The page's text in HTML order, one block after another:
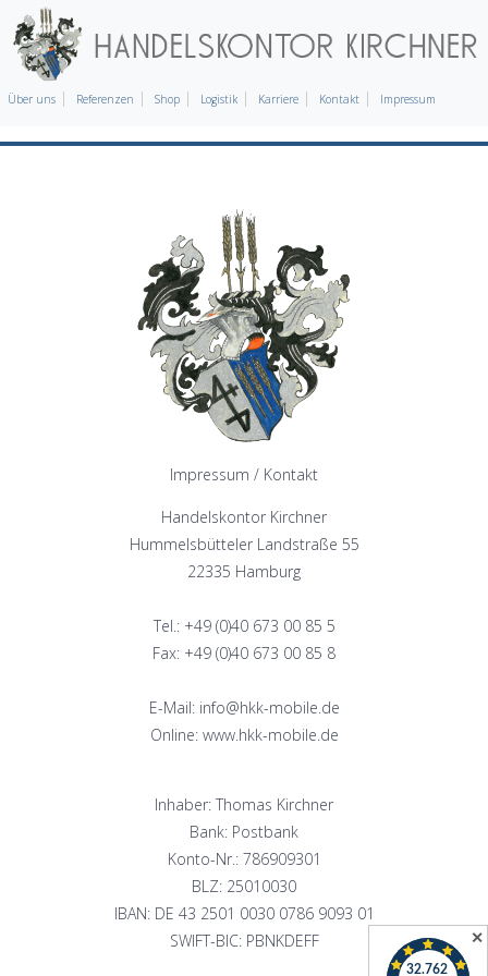
Über uns Referenzen Shop Logistik Karriere Kontakt Impressum
Impressum / Kontakt
Handelskontor Kirchner
Hummelsbütteler Landstraße 55
22335 Hamburg
Tel.: +49 (0)40 673 00 85 5
Fax: +49 (0)40 673 00 85 8
E-Mail: info@hkk-mobile.de
Online: www.hkk-mobile.de
Inhaber: Thomas Kirchner
Bank: Postbank
Konto-Nr.: 786909301
BLZ: 25010030
IBAN: DE 43 2501 0030 0786 9093 01
SWIFT-BIC: PBNKDEFF
✕